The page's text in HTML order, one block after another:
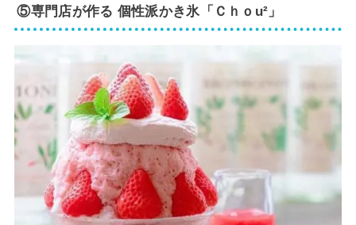
⑤専門店が作る 個性派かき氷「Ｃｈｏu²」